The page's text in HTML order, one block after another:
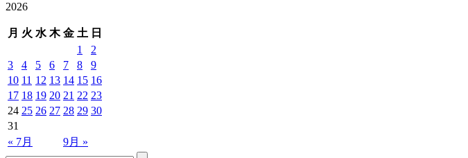
2026
月 火 水 木 金 土 日
« 7月 9月 »
1
2
3
4 5 6 7 8
9
10 11 12 13 14 15 16
17 18 19 20 21 22 23
24 25 26 27 28 29 30
31